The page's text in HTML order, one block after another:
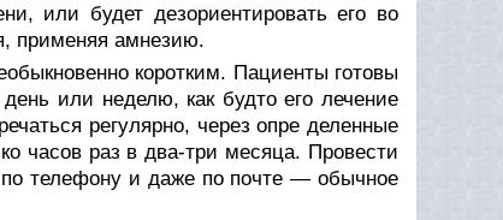
или будет дезориентировать его во
применяя амнезию.
коротким. Пациенты готовы
или не­делю, как будто его лечение
регулярно, через опре­ деленные
часов раз в два-три месяца. Провести
те­лефону и даже по почте — обычное